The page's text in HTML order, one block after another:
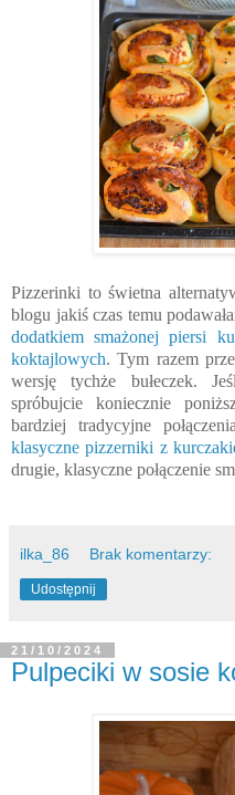
Pizzerinki to świetna
blogu jakiś czas temu
dodatkiem smażonej piersi
koktajlowych. Tym razem
wersję tychże bułeczek.
spróbujcie koniecznie
bardziej tradycyjne
klasyczne pizzerniki z
drugie, klasyczne połączenie
ilka_86 Brak komentarzy:
Udostępnij
21/10/2024
Pulpeciki w sosie